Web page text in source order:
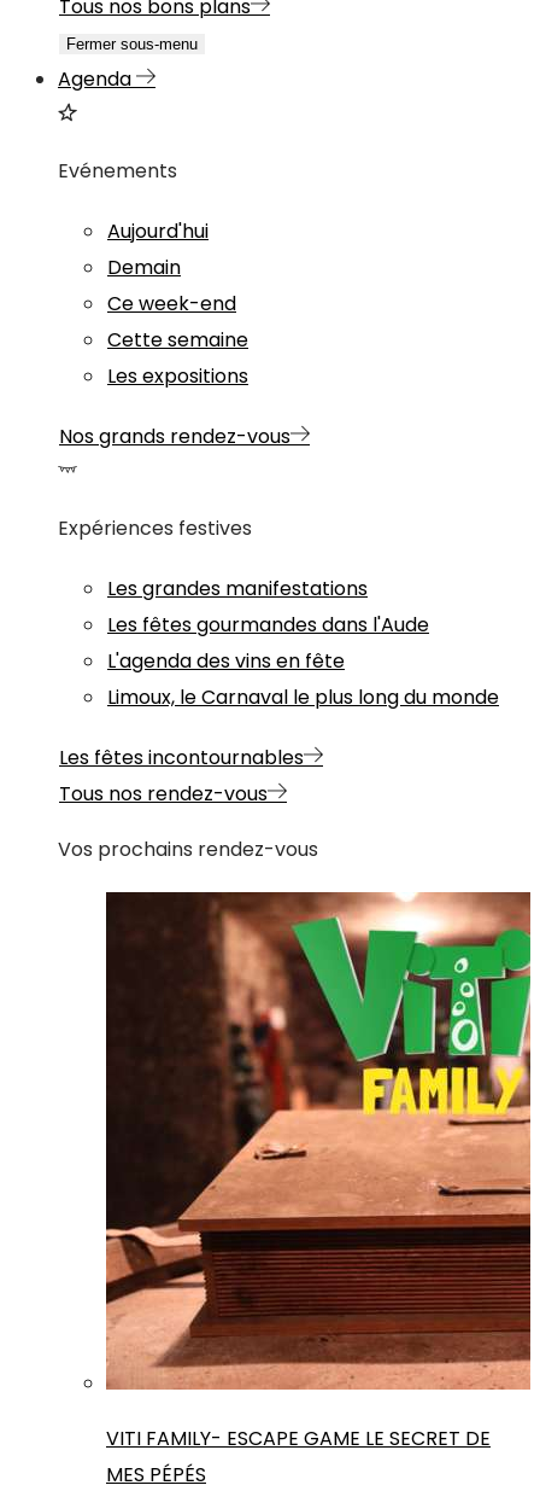
Tous nos bons plans
Fermer sous-menu
Agenda
Evénements
Aujourd'hui
Demain
Ce week-end
Cette semaine
Les expositions
Nos grands rendez-vous
Expériences festives
Les grandes manifestations
Les fêtes gourmandes dans l'Aude
L'agenda des vins en fête
Limoux, le Carnaval le plus long du monde
Les fêtes incontournables
Tous nos rendez-vous
Vos prochains rendez-vous
VITI FAMILY- ESCAPE GAME LE SECRET DE
MES PÉPÉS